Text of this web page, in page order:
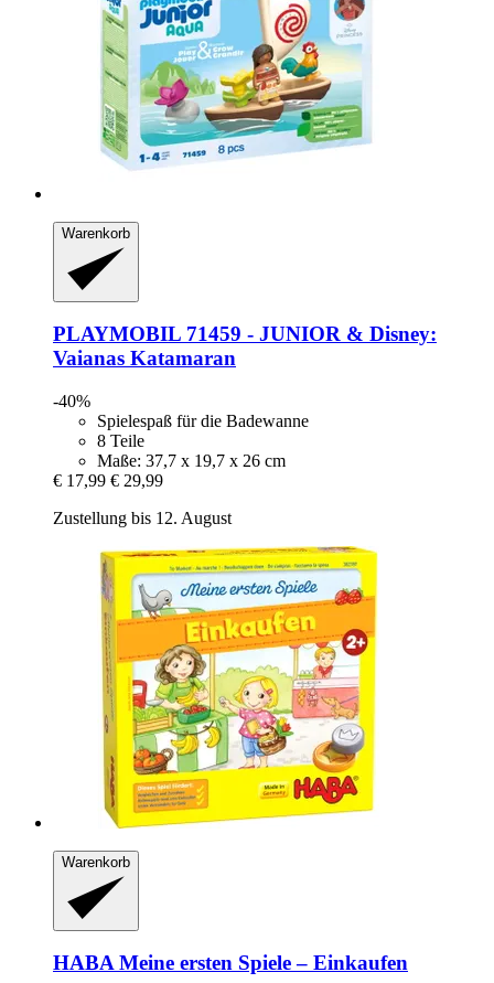
Warenkorb
PLAYMOBIL 71459 -​ JUNIOR & Disney:
Vaianas Katamaran
-40%
Spielespaß für die Badewanne
8 Teile
Maße: 37,7 x 19,7 x 26 cm
€ 17,99 € 29,99
Zustellung bis 12. August
Warenkorb
HABAMeine ersten Spiele – Einkaufen